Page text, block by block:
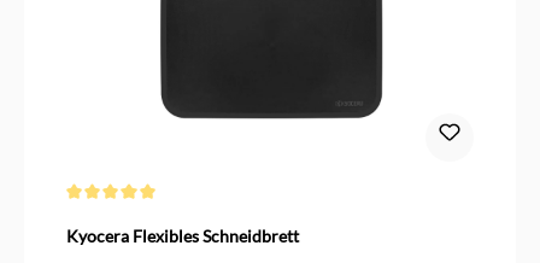
Kyocera Flexibles Schneidbrett